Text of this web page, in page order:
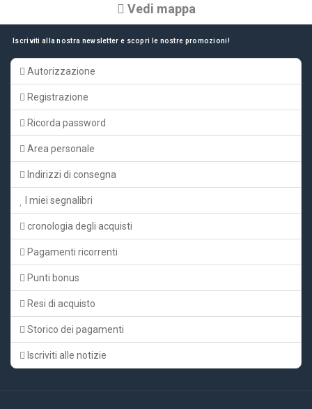
Vedi mappa
Iscriviti alla nostra newsletter e scopri le nostre promozioni!
Autorizzazione
Registrazione
Ricorda password
Area personale
Indirizzi di consegna
I miei segnalibri
cronologia degli acquisti
Pagamenti ricorrenti
Punti bonus
Resi di acquisto
Storico dei pagamenti
Iscriviti alle notizie